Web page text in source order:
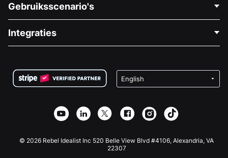
Over Ons
Vacatures
Privacy
Affiliate Partnerschap
Gebruiksscenario's
Medische Fondsenwerving
Goede Doelen Fondsenwerving
Integraties
Wix Donatie Plugin
Webflow Donatie App
Joomla Donatie
© 2026 Rebel Idealist Inc 520 Belle View Blvd #4106, Alexandria, VA
22307